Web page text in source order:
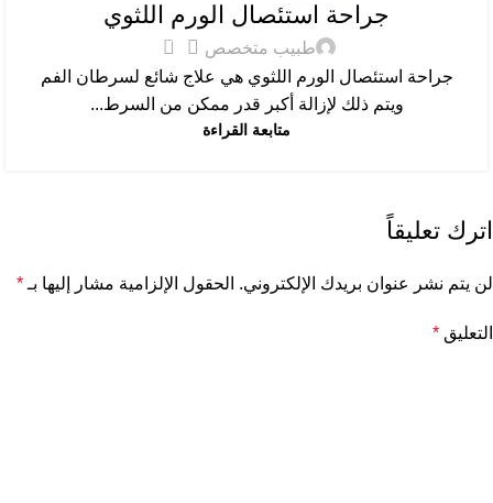
جراحة استئصال الورم اللثوي
طبيب متخصص 0
جراحة استئصال الورم اللثوي هي علاج شائع لسرطان الفم
ويتم ذلك لإزالة أكبر قدر ممكن من السرط...
متابعة القراءة
اترك تعليقاً
لن يتم نشر عنوان بريدك الإلكتروني. الحقول الإلزامية مشار إليها بـ *
التعليق *